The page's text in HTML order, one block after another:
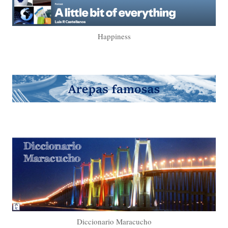
Happiness
Diccionario Maracucho